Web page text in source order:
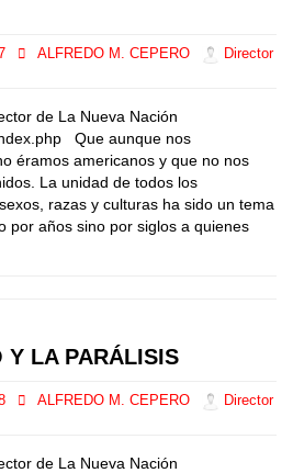
ALFREDO M. CEPERO
Director
de La Nueva Nación
Que aunque nos
éramos americanos y que no nos
La unidad de todos los
razas y culturas ha sido un tema
por años sino por siglos a quienes
Y LA PARÁLISIS
ALFREDO M. CEPERO
Director
de La Nueva Nación